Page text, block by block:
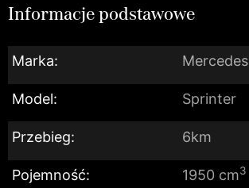
Informacje podstawowe
Marka:
Model: Sprinter
Przebieg: 6km
Pojemność: 1950 cm3